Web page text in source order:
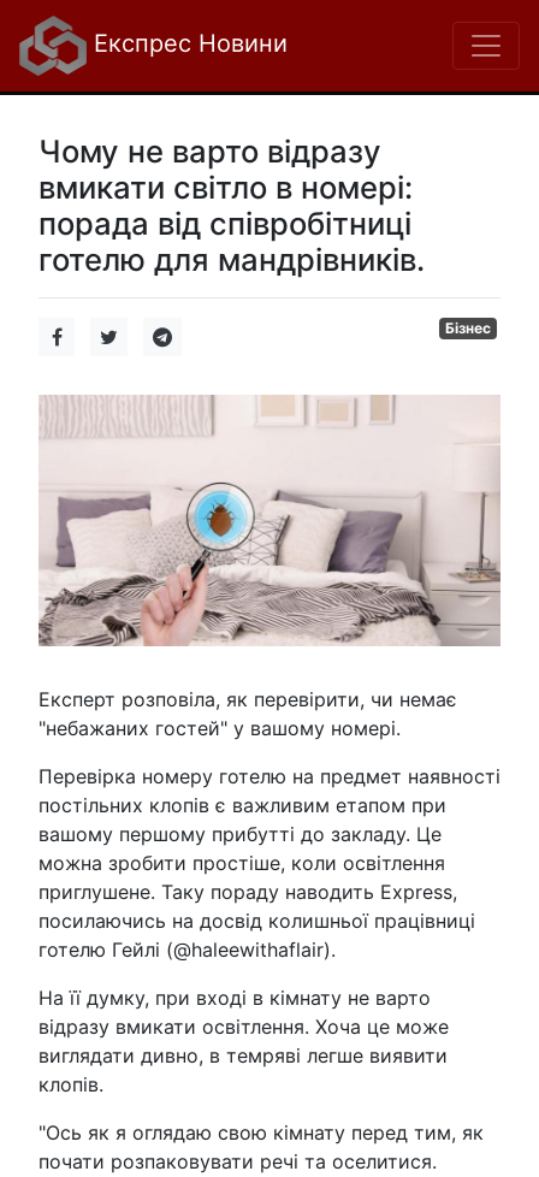
Експрес Новини
Чому не варто відразу
вмикати світло в номері:
порада від співробітниці
готелю для мандрівників.
Бізнес
Експерт розповіла, як перевірити, чи немає
"небажаних гостей" у вашому номері.
Перевірка номеру готелю на предмет наявності
постільних клопів є важливим етапом при
вашому першому прибутті до закладу. Це
можна зробити простіше, коли освітлення
приглушене. Таку пораду наводить Express,
посилаючись на досвід колишньої працівниці
готелю Гейлі (@haleewithaflair).
На її думку, при вході в кімнату не варто
відразу вмикати освітлення. Хоча це може
виглядати дивно, в темряві легше виявити
клопів.
"Ось як я оглядаю свою кімнату перед тим, як
почати розпаковувати речі та оселитися.